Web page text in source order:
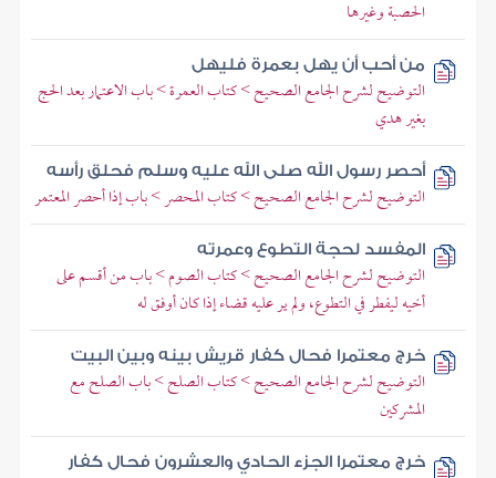
الحصبة وغيرها
من أحب أن يهل بعمرة فليهل
التوضيح لشرح الجامع الصحيح > كتاب العمرة > باب الاعتمار بعد الحج
بغير هدي
أحصر رسول الله صلى الله عليه وسلم فحلق رأسه
التوضيح لشرح الجامع الصحيح > كتاب المحصر > باب إذا أحصر المعتمر
المفسد لحجة التطوع وعمرته
التوضيح لشرح الجامع الصحيح > كتاب الصوم > باب من أقسم على
أخيه ليفطر في التطوع، ولم ير عليه قضاء إذا كان أوفق له
خرج معتمرا فحال كفار قريش بينه وبين البيت
التوضيح لشرح الجامع الصحيح > كتاب الصلح > باب الصلح مع
المشركين
خرج معتمرا الجزء الحادي والعشرون فحال كفار